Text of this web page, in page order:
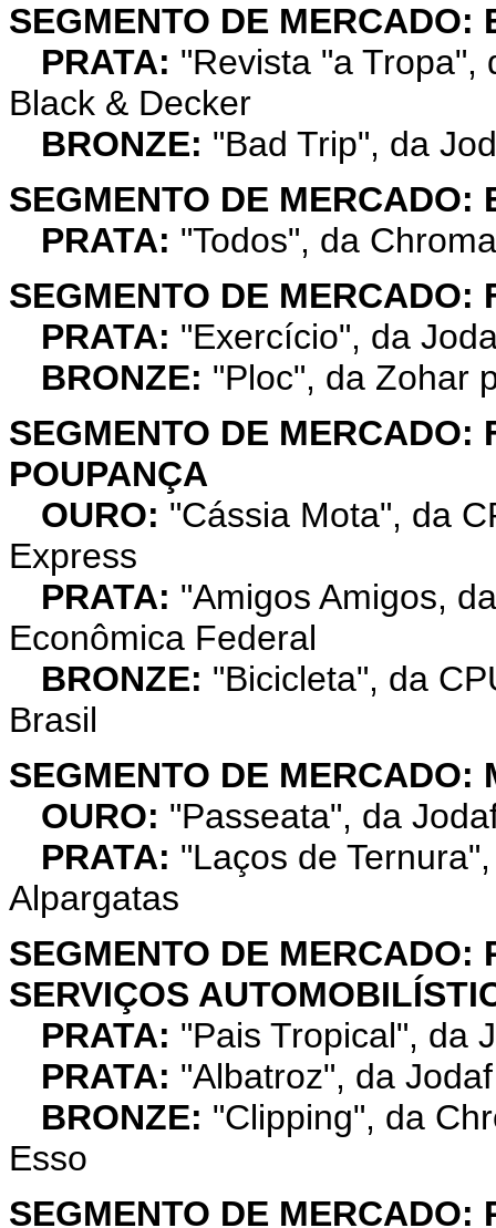
SEGMENTO DE MERCADO:
PRATA: "Revista "a Tropa",
Black & Decker
BRONZE: "Bad Trip", da
SEGMENTO DE MERCADO:
PRATA: "Todos", da
SEGMENTO DE MERCADO:
PRATA: "Exercício", da
BRONZE: "Ploc", da Zohar
SEGMENTO DE MERCADO:
POUPANÇA
OURO: "Cássia Mota", da
Express
PRATA: "Amigos Amigos,
Econômica Federal
BRONZE: "Bicicleta", da
Brasil
SEGMENTO DE MERCADO:
OURO: "Passeata", da
PRATA: "Laços de
Alpargatas
SEGMENTO DE MERCADO:
SERVIÇOS
PRATA: "Pais Tropical", da
PRATA: "Albatroz", da
BRONZE: "Clipping", da
Esso
SEGMENTO DE MERCADO: